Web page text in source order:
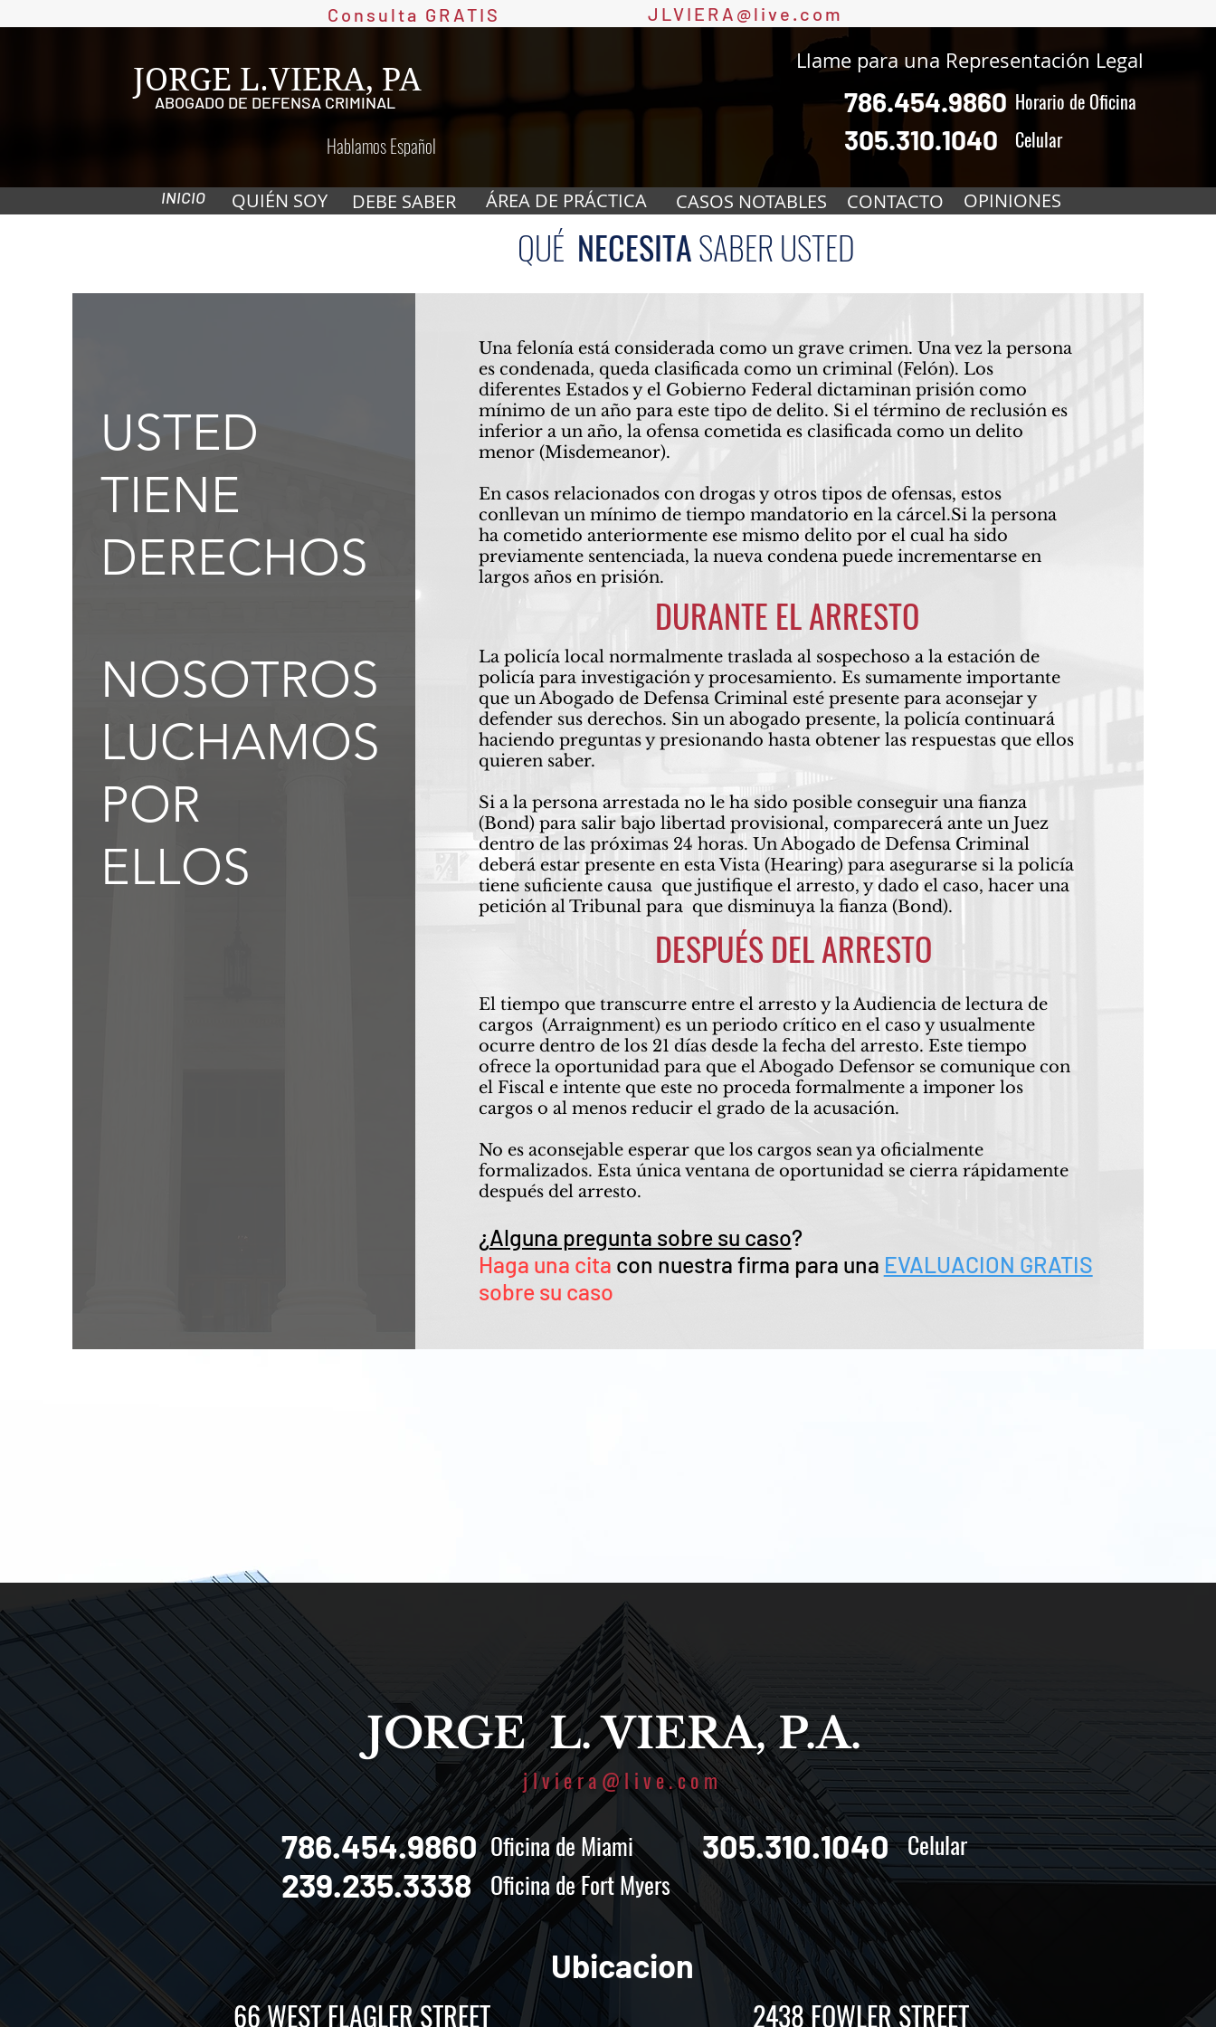
Consulta GRATIS JLVIERA@live.com
JORGE L.VIERA, PA
ABOGADO DE DEFENSA CRIMINAL
Hablamos Español
Llame para una Representación Legal
786.454.9860 Horario de Oficina
305.310.1040 Celular
INICIO QUIÉN SOY DEBE SABER ÁREA DE PRÁCTICA CASOS NOTABLES CONTACTO OPINIONES
QUÉ NECESITASABER USTED
USTED
TIENE
DERECHOS
NOSOTROS
LUCHAMOS
POR
ELLOS
Una felonía está considerada como un grave crimen. Una vez la persona
es condenada, queda clasificada como un criminal (Felón). Los
diferentes Estados y el Gobierno Federal dictaminan prisión como
mínimo de un año para este tipo de delito. Si el término de reclusión es
inferior a un año, la ofensa cometida es clasificada como un delito
menor (Misdemeanor).
En casos relacionados con drogas y otros tipos de ofensas, estos
conllevan un mínimo de tiempo mandatorio en la cárcel.Si la persona
ha cometido anteriormente ese mismo delito por el cual ha sido
previamente sentenciada, la nueva condena puede incrementarse en
largos años en prisión.
DURANTE EL ARRESTO
La policía local normalmente traslada al sospechoso a la estación de
policía para investigación y procesamiento. Es sumamente importante
que un Abogado de Defensa Criminal esté presente para aconsejar y
defender sus derechos. Sin un abogado presente, la policía continuará
haciendo preguntas y presionando hasta obtener las respuestas que ellos
quieren saber.
Si a la persona arrestada no le ha sido posible conseguir una fianza
(Bond) para salir bajo libertad provisional, comparecerá ante un Juez
dentro de las próximas 24 horas. Un Abogado de Defensa Criminal
deberá estar presente en esta Vista (Hearing) para asegurarse si la policía
tiene suficiente causa que justifique el arresto, y dado el caso, hacer una
petición al Tribunal para que disminuya la fianza (Bond).
DESPUÉS DEL ARRESTO
El tiempo que transcurre entre el arresto y la Audiencia de lectura de
cargos (Arraignment) es un periodo crítico en el caso y usualmente
ocurre dentro de los 21 días desde la fecha del arresto. Este tiempo
ofrece la oportunidad para que el Abogado Defensor se comunique con
el Fiscal e intente que este no proceda formalmente a imponer los
cargos o al menos reducir el grado de la acusación.
No es aconsejable esperar que los cargos sean ya oficialmente
formalizados. Esta única ventana de oportunidad se cierra rápidamente
después del arresto.
¿Alguna pregunta sobre su caso?
Haga una cita con nuestra firma para una EVALUACION GRATIS
sobre su caso
JORGE L. VIERA, P.A.
jlviera@live.com
786.454.9860 Oficina de Miami 305.310.1040 Celular
239.235.3338 Oficina de Fort Myers
Ubicacion
66 WEST FLAGLER STREET 2438 FOWLER STREET